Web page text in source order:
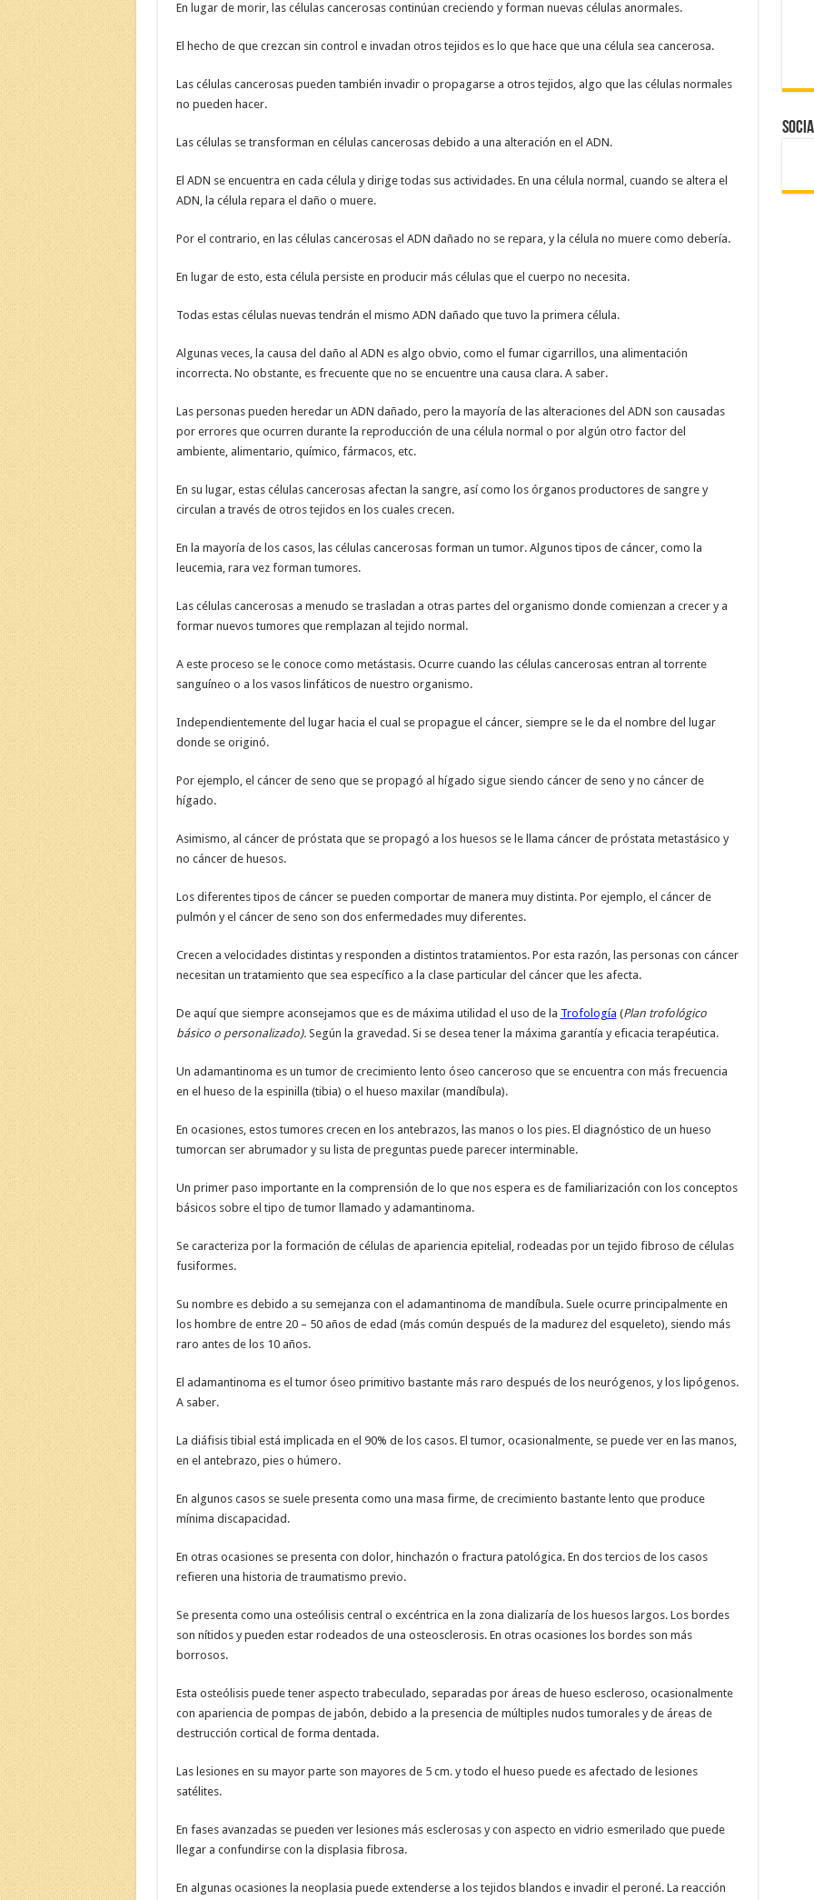
En lugar de morir, las células cancerosas continúan creciendo y forman nuevas células anormales.
El hecho de que crezcan sin control e invadan otros tejidos es lo que hace que una célula sea cancerosa.
Las células cancerosas pueden también invadir o propagarse a otros tejidos, algo que las células normales
no pueden hacer.
Las células se transforman en células cancerosas debido a una alteración en el ADN.
El ADN se encuentra en cada célula y dirige todas sus actividades. En una célula normal, cuando se altera el
ADN, la célula repara el daño o muere.
Por el contrario, en las células cancerosas el ADN dañado no se repara, y la célula no muere como debería.
En lugar de esto, esta célula persiste en producir más células que el cuerpo no necesita.
Todas estas células nuevas tendrán el mismo ADN dañado que tuvo la primera célula.
Algunas veces, la causa del daño al ADN es algo obvio, como el fumar cigarrillos, una alimentación
incorrecta. No obstante, es frecuente que no se encuentre una causa clara. A saber.
Las personas pueden heredar un ADN dañado, pero la mayoría de las alteraciones del ADN son causadas
por errores que ocurren durante la reproducción de una célula normal o por algún otro factor del
ambiente, alimentario, químico, fármacos, etc.
En su lugar, estas células cancerosas afectan la sangre, así como los órganos productores de sangre y
circulan a través de otros tejidos en los cuales crecen.
En la mayoría de los casos, las células cancerosas forman un tumor. Algunos tipos de cáncer, como la
leucemia, rara vez forman tumores.
Las células cancerosas a menudo se trasladan a otras partes del organismo donde comienzan a crecer y a
formar nuevos tumores que remplazan al tejido normal.
A este proceso se le conoce como metástasis. Ocurre cuando las células cancerosas entran al torrente
sanguíneo o a los vasos linfáticos de nuestro organismo.
Independientemente del lugar hacia el cual se propague el cáncer, siempre se le da el nombre del lugar
donde se originó.
Por ejemplo, el cáncer de seno que se propagó al hígado sigue siendo cáncer de seno y no cáncer de
hígado.
Asimismo, al cáncer de próstata que se propagó a los huesos se le llama cáncer de próstata metastásico y
no cáncer de huesos.
Los diferentes tipos de cáncer se pueden comportar de manera muy distinta. Por ejemplo, el cáncer de
pulmón y el cáncer de seno son dos enfermedades muy diferentes.
Crecen a velocidades distintas y responden a distintos tratamientos. Por esta razón, las personas con cáncer
necesitan un tratamiento que sea específico a la clase particular del cáncer que les afecta.
De aquí que siempre aconsejamos que es de máxima utilidad el uso de la Trofología (Plan trofológico
básico o personalizado). Según la gravedad. Si se desea tener la máxima garantía y eficacia terapéutica.
Un adamantinoma es un tumor de crecimiento lento óseo canceroso que se encuentra con más frecuencia
en el hueso de la espinilla (tibia) o el hueso maxilar (mandíbula).
En ocasiones, estos tumores crecen en los antebrazos, las manos o los pies. El diagnóstico de un hueso
tumorcan ser abrumador y su lista de preguntas puede parecer interminable.
Un primer paso importante en la comprensión de lo que nos espera es de familiarización con los conceptos
básicos sobre el tipo de tumor llamado y adamantinoma.
Se caracteriza por la formación de células de apariencia epitelial, rodeadas por un tejido fibroso de células
fusiformes.
Su nombre es debido a su semejanza con el adamantinoma de mandíbula. Suele ocurre principalmente en
los hombre de entre 20 – 50 años de edad (más común después de la madurez del esqueleto), siendo más
raro antes de los 10 años.
El adamantinoma es el tumor óseo primitivo bastante más raro después de los neurógenos, y los lipógenos.
A saber.
La diáfisis tibial está implicada en el 90% de los casos. El tumor, ocasionalmente, se puede ver en las manos,
en el antebrazo, pies o húmero.
En algunos casos se suele presenta como una masa firme, de crecimiento bastante lento que produce
mínima discapacidad.
En otras ocasiones se presenta con dolor, hinchazón o fractura patológica. En dos tercios de los casos
refieren una historia de traumatismo previo.
Se presenta como una osteólisis central o excéntrica en la zona dializaría de los huesos largos. Los bordes
son nítidos y pueden estar rodeados de una osteosclerosis. En otras ocasiones los bordes son más
borrosos.
Esta osteólisis puede tener aspecto trabeculado, separadas por áreas de hueso escleroso, ocasionalmente
con apariencia de pompas de jabón, debido a la presencia de múltiples nudos tumorales y de áreas de
destrucción cortical de forma dentada.
Las lesiones en su mayor parte son mayores de 5 cm. y todo el hueso puede es afectado de lesiones
satélites.
En fases avanzadas se pueden ver lesiones más esclerosas y con aspecto en vidrio esmerilado que puede
llegar a confundirse con la displasia fibrosa.
En algunas ocasiones la neoplasia puede extenderse a los tejidos blandos e invadir el peroné. La reacción